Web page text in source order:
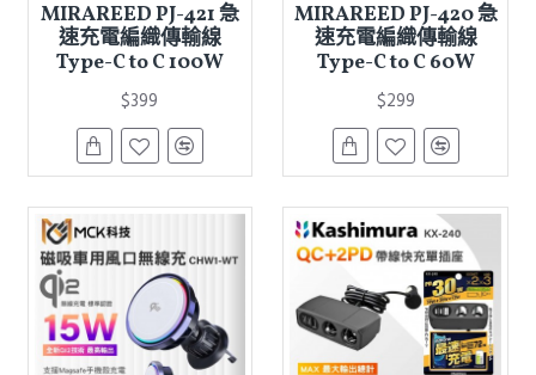
MIRAREED PJ-421 急
速充電編織傳輸線
Type-C to C 100W
$399
MIRAREED PJ-420 急
速充電編織傳輸線
Type-C to C 60W
$299